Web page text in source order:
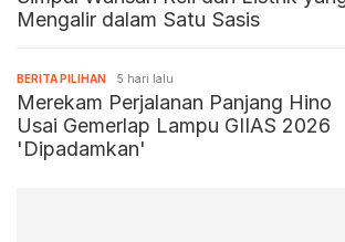
Mengalir dalam Satu Sasis
BERITA PILIHAN 5 hari lalu
Merekam Perjalanan Panjang Hino
Usai Gemerlap Lampu GIIAS 2026
'Dipadamkan'